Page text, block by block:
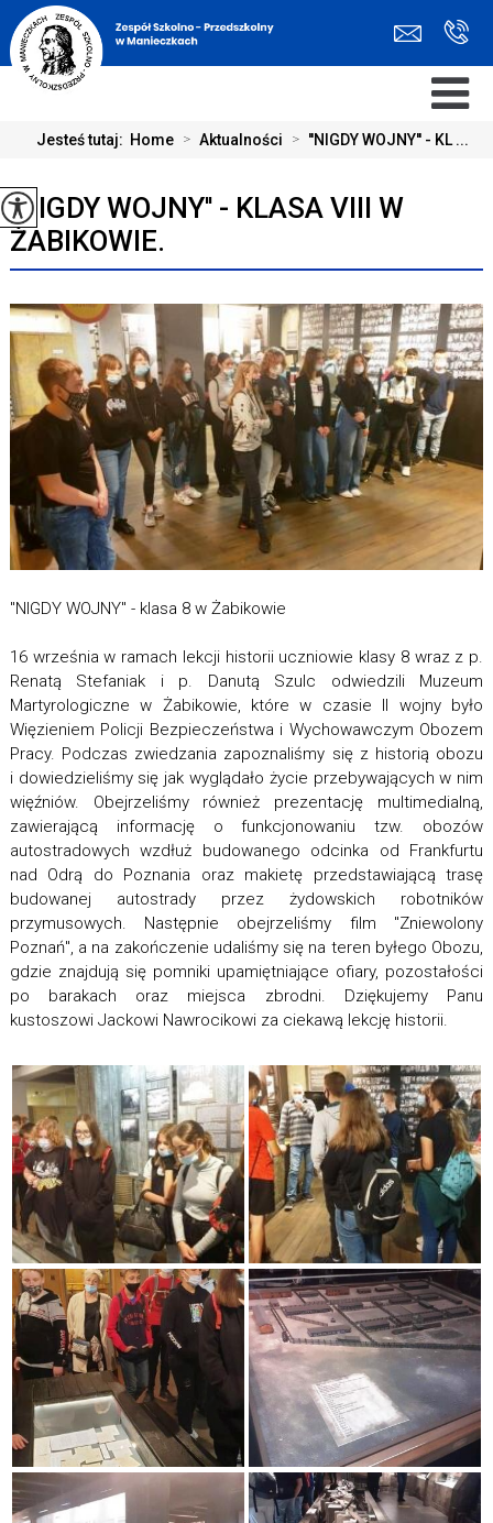
Jesteś tutaj: Home > Aktualności > ''NIGDY WOJNY'' - KL ...
''NIGDY WOJNY'' - KLASA VIII W
ŻABIKOWIE.
"NIGDY WOJNY" - klasa 8 w Żabikowie
16 września w ramach lekcji historii uczniowie klasy 8 wraz z p.
Renatą Stefaniak i p. Danutą Szulc odwiedzili Muzeum
Martyrologiczne w Żabikowie, które w czasie II wojny było
Więzieniem Policji Bezpieczeństwa i Wychowawczym Obozem
Pracy. Podczas zwiedzania zapoznaliśmy się z historią obozu
i dowiedzieliśmy się jak wyglądało życie przebywających w nim
więźniów. Obejrzeliśmy również prezentację multimedialną,
zawierającą informację o funkcjonowaniu tzw. obozów
autostradowych wzdłuż budowanego odcinka od Frankfurtu
nad Odrą do Poznania oraz makietę przedstawiającą trasę
budowanej autostrady przez żydowskich robotników
przymusowych. Następnie obejrzeliśmy film "Zniewolony
Poznań", a na zakończenie udaliśmy się na teren byłego Obozu,
gdzie znajdują się pomniki upamiętniające ofiary, pozostałości
po barakach oraz miejsca zbrodni. Dziękujemy Panu
kustoszowi Jackowi Nawrocikowi za ciekawą lekcję historii.